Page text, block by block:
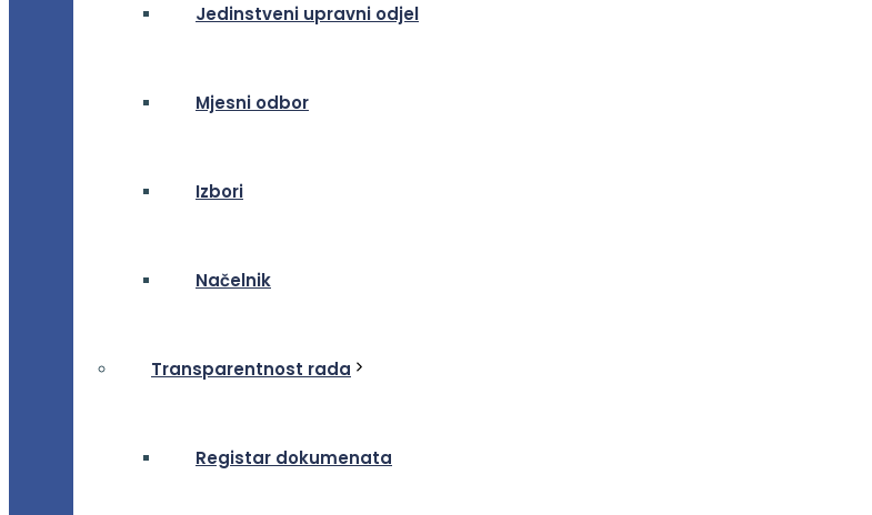
Jedinstveni upravni odjel
Mjesni odbor
Izbori
Načelnik
Transparentnost rada
Registar dokumenata